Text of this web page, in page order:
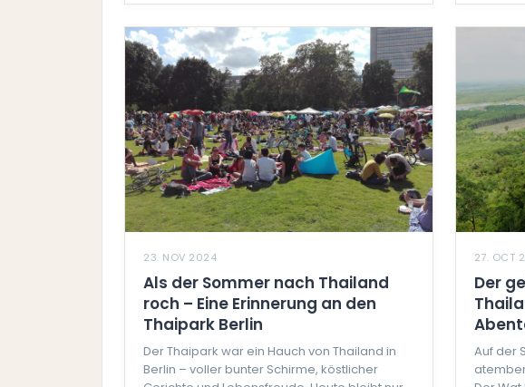
23. NOV 2024
Als der Sommer nach Thailand
roch – Eine Erinnerung an den
Thaipark Berlin
Der Thaipark war ein Hauch von Thailand in
Berlin – voller bunter Schirme, köstlicher
27. OCT
Der
Auf der